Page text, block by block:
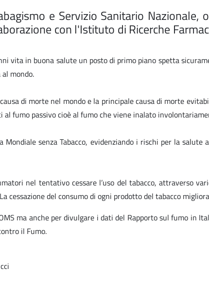
e Servizio Sanitario
con l'Istituto di Ricerche
vita in buona salute un posto di primo piano spetta
mondo.
di morte nel mondo e la principale causa di morte
fumo passivo cioè al fumo che viene inalato
senza Tabacco, evidenziando i rischi per la
nel tentativo cessare l’uso del tabacco, attraverso
cessazione del consumo di ogni prodotto del tabacco
ma anche per divulgare i dati del Rapporto sul fumo in
il Fumo.